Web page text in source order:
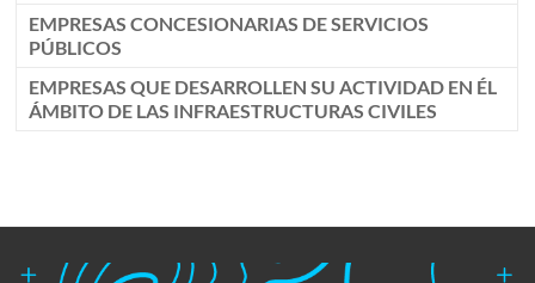
EMPRESAS CONCESIONARIAS DE SERVICIOS
PÚBLICOS
EMPRESAS QUE DESARROLLEN SU ACTIVIDAD EN ÉL
ÁMBITO DE LAS INFRAESTRUCTURAS CIVILES